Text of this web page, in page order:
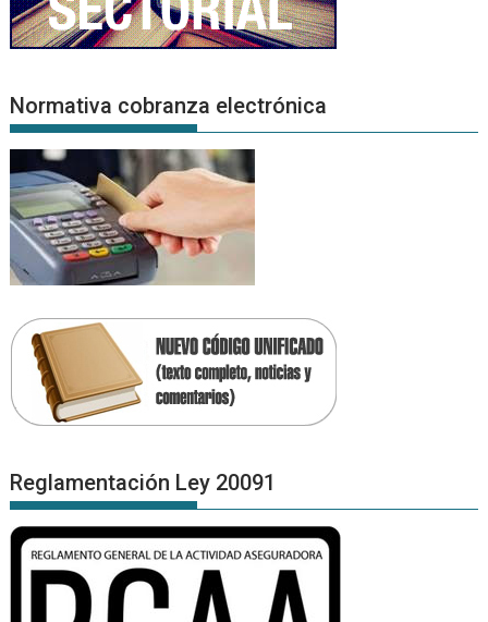
Normativa cobranza electrónica
Reglamentación Ley 20091